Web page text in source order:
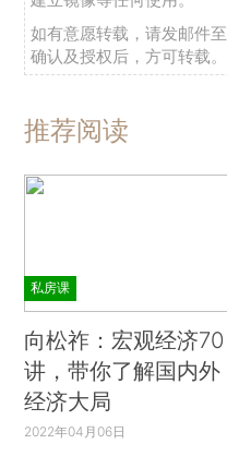
如有意愿转载，请发邮件至
确认及授权后，方可转载。
推荐阅读
私房课
向松祚：宏观经济70
讲，带你了解国内外
经济大局
2022年04月06日